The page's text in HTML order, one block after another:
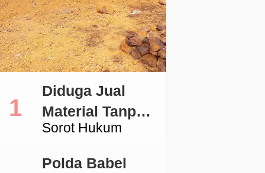
Sorot Hukum
Diduga Jual
Material Tanpa
Izin, Aktivitas
Polda Babel